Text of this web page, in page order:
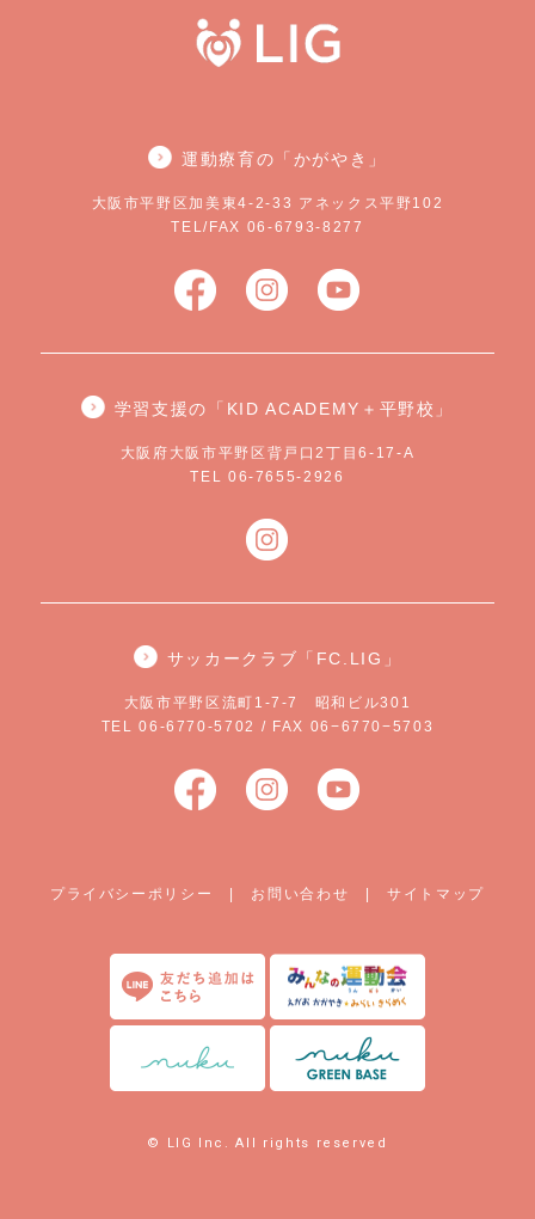
運動療育の「かがやき」
大阪市平野区加美東4-2-33 アネックス平野102
TEL/FAX 06-6793-8277
学習支援の「KID ACADEMY＋平野校」
大阪府大阪市平野区背戸口2丁目6-17-A
TEL 06-7655-2926
サッカークラブ「FC.LIG」
大阪市平野区流町1-7-7 昭和ビル301
TEL 06-6770-5702 / FAX 06−6770−5703
プライバシーポリシー | お問い合わせ |サイトマップ
© LIG Inc. All rights reserved